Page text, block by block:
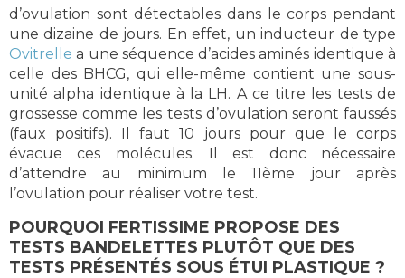
d’ovulation sont détectables dans le corps pendant
une dizaine de jours. En effet, un inducteur de type
Ovitrellea une séquence d’acides aminés identique à
celle des BHCG, qui elle-même contient une sous-
unité alpha identique à la LH. A ce titre les tests de
grossesse comme les tests d’ovulation seront faussés
(faux positifs). Il faut 10 jours pour que le corps
évacue ces molécules. Il est donc nécessaire
d’attendre au minimum le 11ème jour après
l’ovulation pour réaliser votre test.
POURQUOI FERTISSIME PROPOSE DES
TESTS BANDELETTES PLUTÔT QUE DES
TESTS PRÉSENTÉS SOUS ÉTUI PLASTIQUE ?